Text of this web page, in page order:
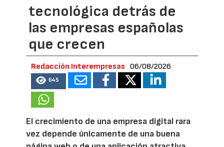
tecnológica detrás de
las empresas españolas
que crecen
Redacción Interempresas 06/08/2026
645
El crecimiento de una empresa digital rara
vez depende únicamente de una buena